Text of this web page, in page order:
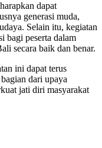
dapat
generasi muda,
Selain itu, kegiatan
bagi peserta dalam
secara baik dan benar.
ini dapat terus
dari upaya
jati diri masyarakat